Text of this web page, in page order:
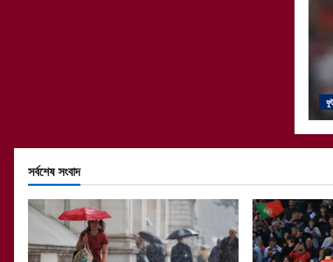
সর্বশেষ সংবাদ